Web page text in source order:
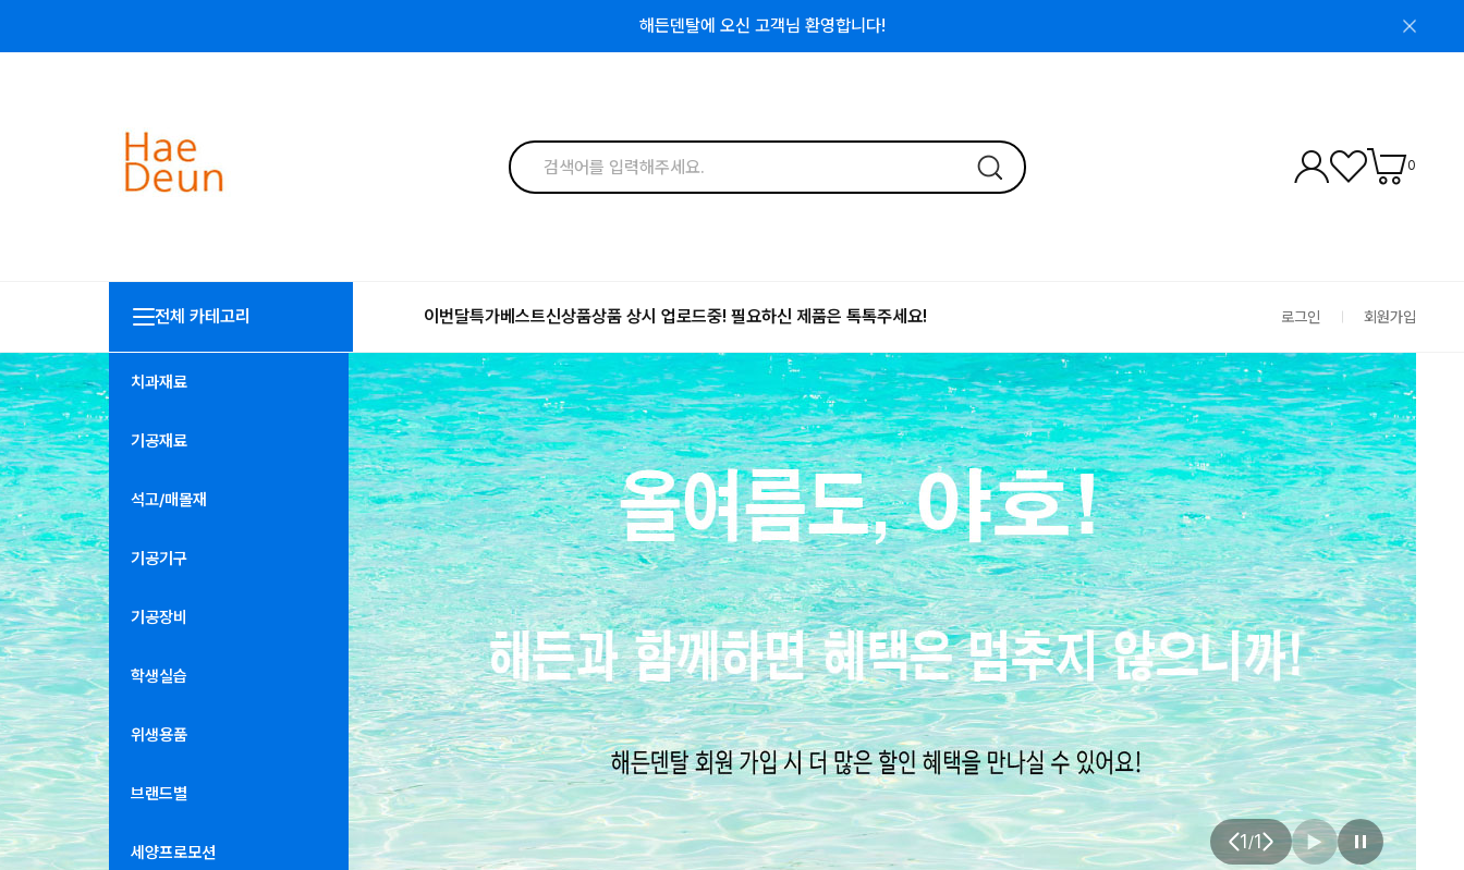
해든덴탈에 오신 고객님 환영합니다!
0
전체 카테고리 이번달특가베스트신상품상품 상시 업로드중! 필요하신 제품은 톡톡주세요! 로그인 회원가입
치과재료
기공재료
석고/매몰재
기공기구
기공장비
학생실습
위생용품
브랜드별
세양프로모션 1/1